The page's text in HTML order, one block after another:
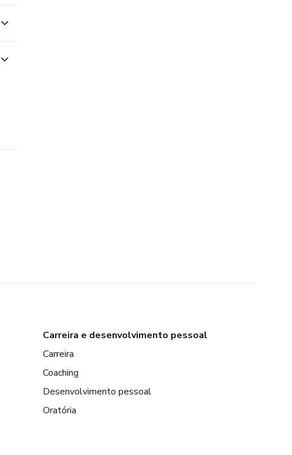
Carreira e desenvolvimento pessoal
Carreira
Coaching
Desenvolvimento pessoal
Oratória